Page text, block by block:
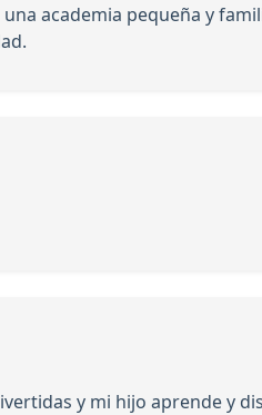
academia pequeña y
y mi hijo aprende y